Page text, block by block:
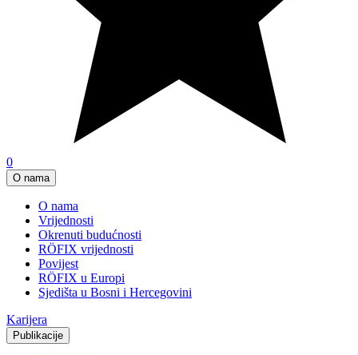
0
O nama
O nama
Vrijednosti
Okrenuti budućnosti
RÖFIX vrijednosti
Povijest
RÖFIX u Europi
Sjedišta u Bosni i Hercegovini
Karijera
Publikacije